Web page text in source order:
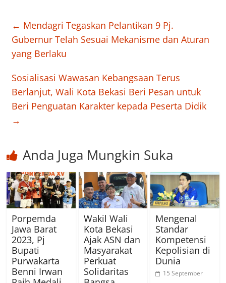
← Mendagri Tegaskan Pelantikan 9 Pj.
Gubernur Telah Sesuai Mekanisme dan Aturan
yang Berlaku
Sosialisasi Wawasan Kebangsaan Terus
Berlanjut, Wali Kota Bekasi Beri Pesan untuk
Beri Penguatan Karakter kepada Peserta Didik
→
Anda Juga Mungkin Suka
Porpemda
Jawa Barat
2023, Pj
Bupati
Purwakarta
Benni Irwan
Wakil Wali
Kota Bekasi
Ajak ASN dan
Masyarakat
Perkuat
Solidaritas
Mengenal
Standar
Kompetensi
Kepolisian di
Dunia
15 September